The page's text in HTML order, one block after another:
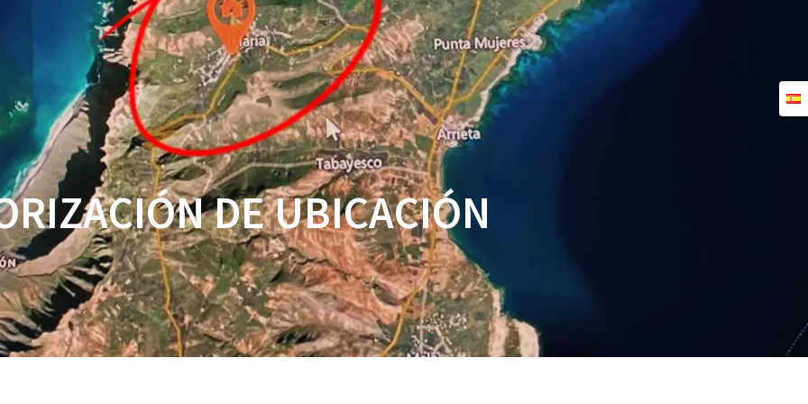
CASA TIENDA CARACTERÍSTICAS TUTORIALES
PREGUNTAS MÁS FRECUENTES
DE UBICACIÓN